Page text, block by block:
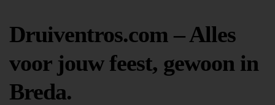
Druiventros.com – Alles
voor jouw feest, gewoon in
Breda.